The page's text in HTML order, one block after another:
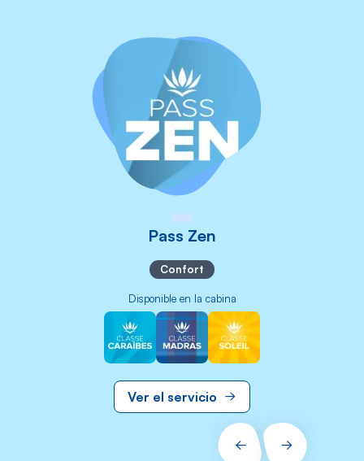
Pass Zen
Confort
Disponible en la cabina
Image Image Image
Ver el servicio
PRÉCÉDENT
SUIVANT